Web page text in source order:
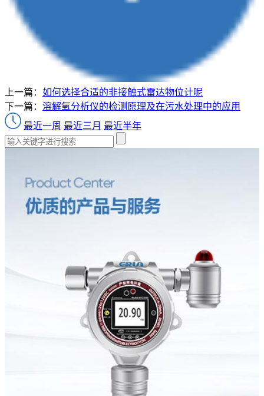
上一篇： 如何选择合适的非接触式雷达物位计呢
下一篇： 溶解氧分析仪的检测原理及在污水处理中的应用
最近一周 最近三月 最近半年